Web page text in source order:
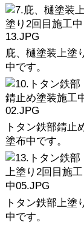
庇、樋塗装上塗
中です。
トタン鉄部錆止
塗布中です。
トタン鉄部上塗
中です。